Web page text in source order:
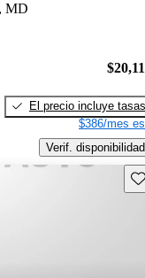
MD
El precio incluye tasas
$386/mes
Verif. disponibilidad